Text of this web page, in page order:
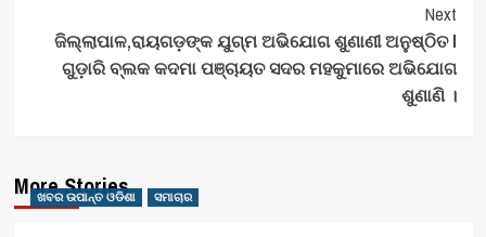
Next
ଜିଲ୍ଲାପାଳ,ରାୟଗଡ଼ଙ୍କ ଯୁଗ୍ମ ଅଭିଯୋଗ ଶୁଣାଣୀ ଅନୁଷ୍ଠିତ l
ଗୁଡ଼ାରି ବ୍ଲକ କଦମା ପଞ୍ଚାୟତ ସଦର ମହକୁମାରେ ଅଭିଯୋଗ
ଶୁଣାଣି ।
More Stories
ଖବର ଉପାନ୍ତ ଓଡିଶା ସମାଚାର